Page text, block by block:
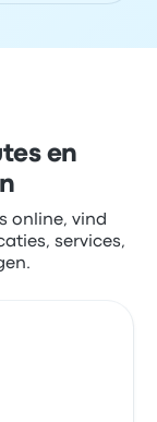
en
online, vind
services,